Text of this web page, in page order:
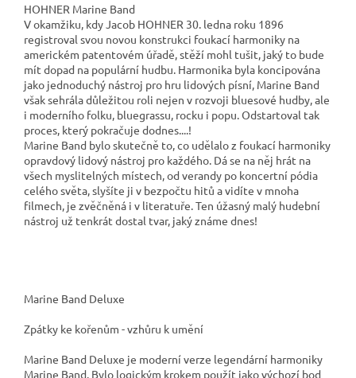
HOHNER Marine Band
V okamžiku, kdy Jacob HOHNER 30. ledna roku 1896
registroval svou novou konstrukci foukací harmoniky na
americkém patentovém úřadě, stěží mohl tušit, jaký to bude
mít dopad na populární hudbu. Harmonika byla koncipována
jako jednoduchý nástroj pro hru lidových písní, Marine Band
však sehrála důležitou roli nejen v rozvoji bluesové hudby, ale
i moderního folku, bluegrassu, rocku i popu. Odstartoval tak
proces, který pokračuje dodnes....!
Marine Band bylo skutečně to, co udělalo z foukací harmoniky
opravdový lidový nástroj pro každého. Dá se na něj hrát na
všech myslitelných místech, od verandy po koncertní pódia
celého světa, slyšíte ji v bezpočtu hitů a vidíte v mnoha
filmech, je zvěčněná i v literatuře. Ten úžasný malý hudební
nástroj už tenkrát dostal tvar, jaký známe dnes!
Marine Band Deluxe
Zpátky ke kořenům - vzhůru k umění
Marine Band Deluxe je moderní verze legendární harmoniky
Marine Band. Bylo logickým krokem použít jako výchozí bod